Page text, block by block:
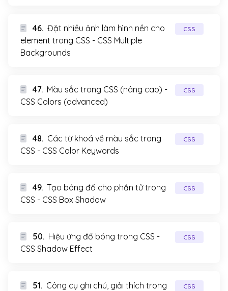
46. Đặt nhiều ảnh làm hình nền cho
element trong CSS - CSS Multiple
Backgrounds
CSS
47. Màu sắc trong CSS (nâng cao) -
CSS Colors (advanced)
CSS
48. Các từ khoá về màu sắc trong
CSS - CSS Color Keywords
CSS
49. Tạo bóng đổ cho phần tử trong
CSS - CSS Box Shadow
CSS
50. Hiệu ứng đổ bóng trong CSS -
CSS Shadow Effect
CSS
51. Công cụ ghi chú, giải thích trong
CSS